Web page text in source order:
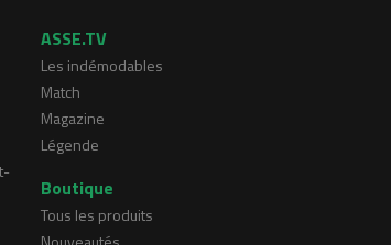
ASSE.TV
Les indémodables
Match
Magazine
Légende
Boutique
Tous les produits